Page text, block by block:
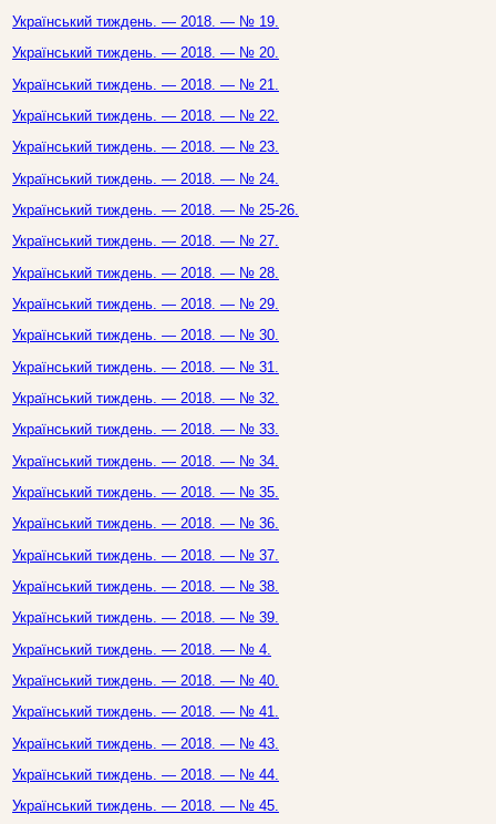
Український тиждень. — 2018. — № 19.
Український тиждень. — 2018. — № 20.
Український тиждень. — 2018. — № 21.
Український тиждень. — 2018. — № 22.
Український тиждень. — 2018. — № 23.
Український тиждень. — 2018. — № 24.
Український тиждень. — 2018. — № 25-26.
Український тиждень. — 2018. — № 27.
Український тиждень. — 2018. — № 28.
Український тиждень. — 2018. — № 29.
Український тиждень. — 2018. — № 30.
Український тиждень. — 2018. — № 31.
Український тиждень. — 2018. — № 32.
Український тиждень. — 2018. — № 33.
Український тиждень. — 2018. — № 34.
Український тиждень. — 2018. — № 35.
Український тиждень. — 2018. — № 36.
Український тиждень. — 2018. — № 37.
Український тиждень. — 2018. — № 38.
Український тиждень. — 2018. — № 39.
Український тиждень. — 2018. — № 4.
Український тиждень. — 2018. — № 40.
Український тиждень. — 2018. — № 41.
Український тиждень. — 2018. — № 43.
Український тиждень. — 2018. — № 44.
Український тиждень. — 2018. — № 45.